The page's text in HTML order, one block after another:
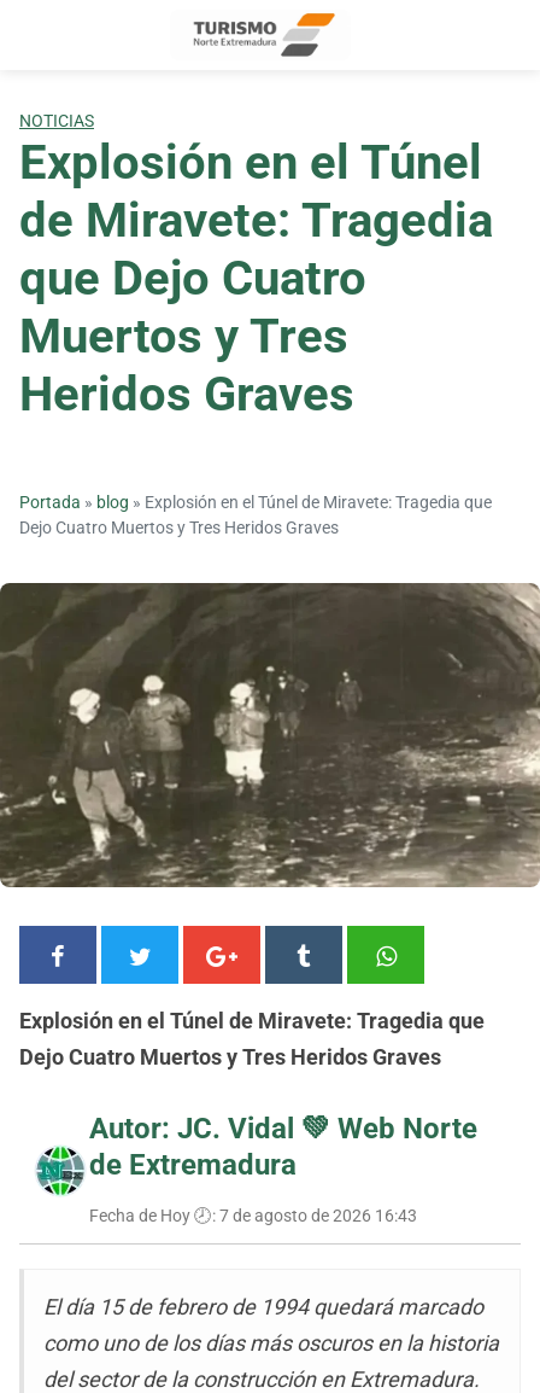
NOTICIAS
Explosión en el Túnel
de Miravete: Tragedia
que Dejo Cuatro
Muertos y Tres
Heridos Graves
Portada » blog » Explosión en el Túnel de Miravete: Tragedia que
Dejo Cuatro Muertos y Tres Heridos Graves
Explosión en el Túnel de Miravete: Tragedia que
Dejo Cuatro Muertos y Tres Heridos Graves
Autor: JC. Vidal 💚 Web Norte
de Extremadura
Fecha de Hoy 🕗:7 de agosto de 2026 16:43
El día 15 de febrero de 1994 quedará marcado
como uno de los días más oscuros en la historia
del sector de la construcción en Extremadura.